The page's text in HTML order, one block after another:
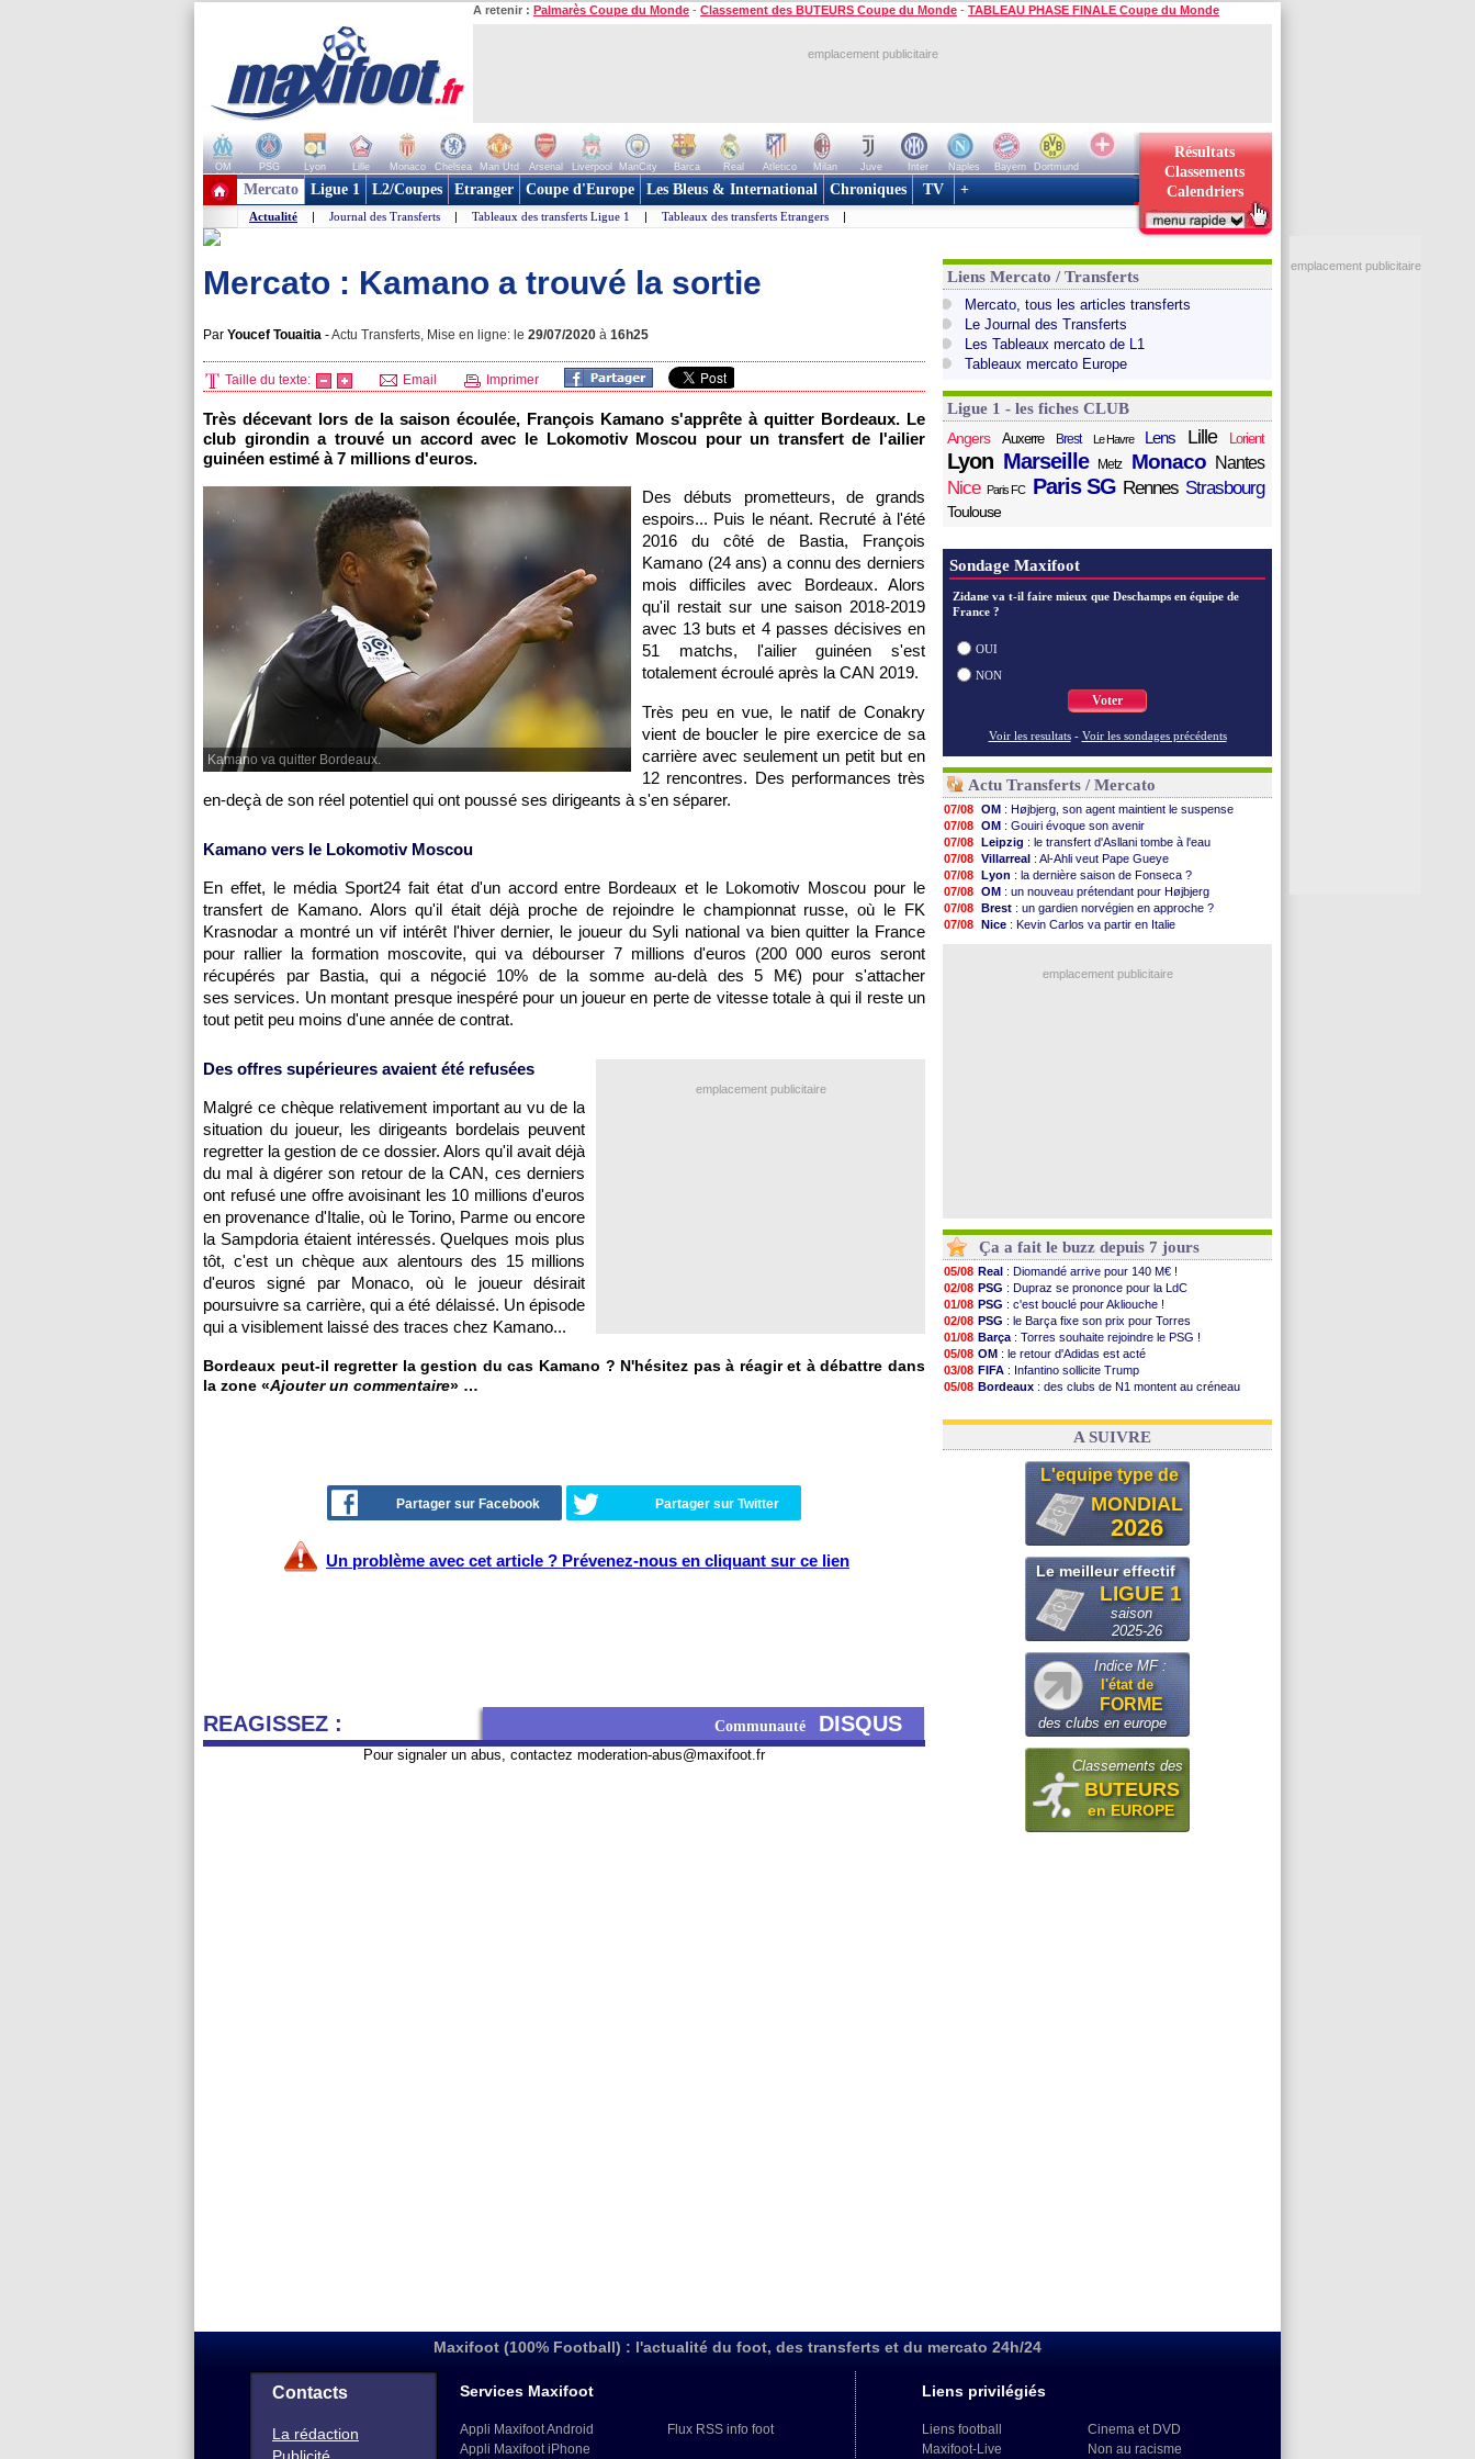
A retenir : Palmarès Coupe du Monde - Classement des BUTEURS Coupe du Monde - TABLEAU PHASE FINALE Coupe du Monde
emplacement publicitaire
OM PSG Lyon Lille Monaco Chelsea Man Utd Arsenal Liverpool ManCity Barca Real Atletico Milan Juve Inter Naples Bayern
Dortmund
+ de clubs
Résultats
Classements
Calendriers
Mercato Ligue 1 L2/Coupes Etranger Coupe d'Europe Les Bleus & International Chroniques TV +
Actualité | Journal des Transferts | Tableaux des transferts Ligue 1 | Tableaux des transferts Etrangers |
Mercato : Kamano a trouvé la sortie
Par Youcef Touaitia -Actu Transferts, Mise en ligne: le 29/07/2020 à 16h25
Taille du texte: Email Imprimer
Très décevant lors de la saison écoulée, François Kamano s'apprête à quitter Bordeaux. Le
club girondin a trouvé un accord avec le Lokomotiv Moscou pour un transfert de l'ailier
guinéen estimé à 7 millions d'euros.
Kamano va quitter Bordeaux.
Des débuts prometteurs, de grands
espoirs... Puis le néant. Recruté à l'été
2016 du côté de Bastia, François
Kamano (24 ans) a connu des derniers
mois difficiles avec Bordeaux. Alors
qu'il restait sur une saison 2018-2019
avec 13 buts et 4 passes décisives en
51 matchs, l'ailier guinéen s'est
totalement écroulé après la CAN 2019.
Très peu en vue, le natif de Conakry
vient de boucler le pire exercice de sa
carrière avec seulement un petit but en
12 rencontres. Des performances très
en-deçà de son réel potentiel qui ont poussé ses dirigeants à s'en séparer.
Kamano vers le Lokomotiv Moscou
En effet, le média Sport24 fait état d'un accord entre Bordeaux et le Lokomotiv Moscou pour le
transfert de Kamano. Alors qu'il était déjà proche de rejoindre le championnat russe, où le FK
Krasnodar a montré un vif intérêt l'hiver dernier, le joueur du Syli national va bien quitter la France
pour rallier la formation moscovite, qui va débourser 7 millions d'euros (200 000 euros seront
récupérés par Bastia, qui a négocié 10% de la somme au-delà des 5 M€) pour s'attacher
ses services. Un montant presque inespéré pour un joueur en perte de vitesse totale à qui il reste un
tout petit peu moins d'une année de contrat.
emplacement publicitaire
Des offres supérieures avaient été refusées
Malgré ce chèque relativement important au vu de la
situation du joueur, les dirigeants bordelais peuvent
regretter la gestion de ce dossier. Alors qu'il avait déjà
du mal à digérer son retour de la CAN, ces derniers
ont refusé une offre avoisinant les 10 millions d'euros
en provenance d'Italie, où le Torino, Parme ou encore
la Sampdoria étaient intéressés. Quelques mois plus
tôt, c'est un chèque aux alentours des 15 millions
d'euros signé par Monaco, où le joueur désirait
poursuivre sa carrière, qui a été délaissé. Un épisode
qui a visiblement laissé des traces chez Kamano...
Bordeaux peut-il regretter la gestion du cas Kamano ? N'hésitez pas à réagir et à débattre dans
la zone «Ajouter un commentaire» …
Partager sur Facebook Partager sur Twitter
Un problème avec cet article ? Prévenez-nous en cliquant sur ce lien
REAGISSEZ : Communauté DISQUS
Pour signaler un abus, contactez moderation-abus@maxifoot.fr
Liens Mercato / Transferts
Mercato, tous les articles transferts
Le Journal des Transferts
Les Tableaux mercato de L1
Tableaux mercato Europe
Ligue 1 - les fiches CLUB
Angers
Auxerre Brest Le Havre Lens Lille Lorient
Lyon Marseille Metz Monaco Nantes
Nice Paris FC Paris SG Rennes Strasbourg
Toulouse
Sondage Maxifoot
Zidane va t-il faire mieux que Deschamps en équipe de
France ?
OUI
NON
Voter
Voir les resultats - Voir les sondages précédents
Actu Transferts / Mercato
07/08 OM : Højbjerg, son agent maintient le suspense
07/08 OM : Gouiri évoque son avenir
07/08 Leipzig : le transfert d'Asllani tombe à l'eau
07/08 Villarreal : Al-Ahli veut Pape Gueye
07/08 Lyon : la dernière saison de Fonseca ?
07/08 OM : un nouveau prétendant pour Højbjerg
07/08 Brest : un gardien norvégien en approche ?
07/08 Nice : Kevin Carlos va partir en Italie
: Mangala prêté à Getafe (officiel)
emplacement publicitaire
Ça a fait le buzz depuis 7 jours
05/08 Real : Diomandé arrive pour 140 M€ !
02/08 PSG : Dupraz se prononce pour la LdC
01/08 PSG : c'est bouclé pour Akliouche !
02/08 PSG : le Barça fixe son prix pour Torres
01/08 Barça : Torres souhaite rejoindre le PSG !
05/08 OM : le retour d'Adidas est acté
03/08 FIFA : Infantino sollicite Trump
05/08 Bordeaux : des clubs de N1 montent au créneau
03/08 Real: le démenti de Leipzig pour Diomandé
A SUIVRE
L'equipe type de
MONDIAL
2026
Le meilleur effectif
LIGUE 1
saison
2025-26
Indice MF :
l'état de
FORME
des clubs en europe
Classements des
BUTEURS
en EUROPE
emplacement publicitaire
Maxifoot (100% Football) : l'actualité du foot, des transferts et du mercato 24h/24
Contacts
La rédaction
Services Maxifoot
Appli Maxifoot Android
Appli Maxifoot iPhone
Flux RSS info foot
Liens privilégiés
Liens football
Maxifoot-Live
Cinema et DVD
Non au racisme